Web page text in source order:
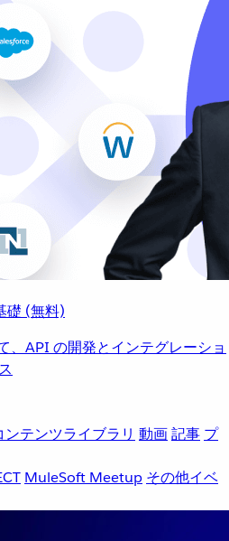
礎 (無料)
API の開発とインテグレーショ
ンテンツライブラリ 動画記事 プ
MuleSoft Meetup その他イベ